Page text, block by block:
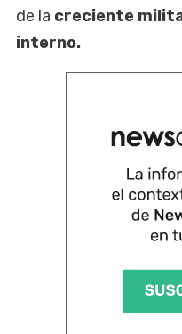
de la creciente
interno.